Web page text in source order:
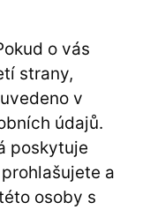
o vás
strany,
v
údajů.
poskytuje
a
osoby s